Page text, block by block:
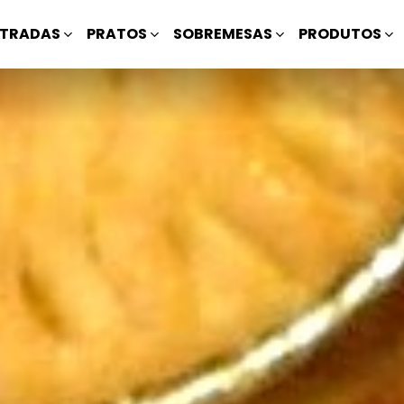
PRATOS SOBREMESAS PRODUTOS